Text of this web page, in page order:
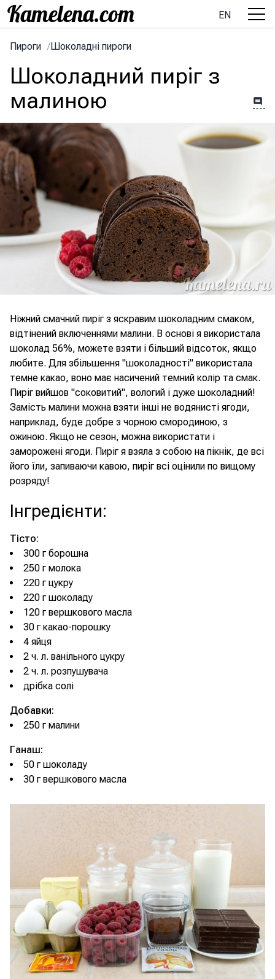
EN
Пироги /Шоколадні пироги
Шоколадний пиріг з
малиною
Ніжний смачний пиріг з яскравим шоколадним смаком,
відтінений включеннями малини. В основі я використала
шоколад 56%, можете взяти і більший відсоток, якщо
любите. Для збільшення "шоколадності" використала
темне какао, воно має насичений темний колір та смак.
Пиріг вийшов "соковитий", вологий і дуже шоколадний!
Замість малини можна взяти інші не водянисті ягоди,
наприклад, буде добре з чорною смородиною, з
ожиною. Якщо не сезон, можна використати і
заморожені ягоди. Пиріг я взяла з собою на пікнік, де всі
його їли, запиваючи кавою, пиріг всі оцінили по вищому
розряду!
Інгредієнти:
Тісто:
300 г борошна
250 г молока
220 г цукру
220 г шоколаду
120 г вершкового масла
30 г какао-порошку
4 яйця
2 ч. л. ванільного цукру
2 ч. л. розпушувача
дрібка солі
Добавки:
250 г малини
Ганаш:
50 г шоколаду
30 г вершкового масла